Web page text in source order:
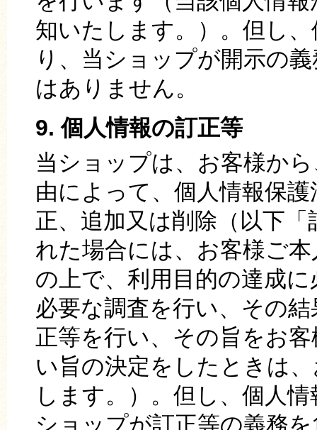
知いたします。）。但し
り、当ショップが開示の
はありません。
9. 個人情報の訂正等
当ショップは、お客様か
由によって、個人情報保
正、追加又は削除（以下
れた場合には、お客様ご
の上で、利用目的の達成
必要な調査を行い、その
正等を行い、その旨をお
い旨の決定をしたときは
します。）。但し、個人
ショップが訂正等の義務